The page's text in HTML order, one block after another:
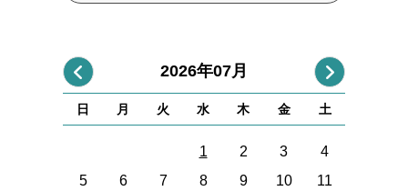
2026年07月
日 月 火 水 木 金 土
1 2 3
4
5
6 7 8 9 10
11